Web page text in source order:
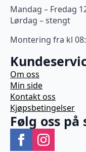
Mandag – Fredag
Lørdag – stengt
Montering fra kl
Om oss
Min side
Kontakt oss
Kjøpsbetingelser
Følg oss